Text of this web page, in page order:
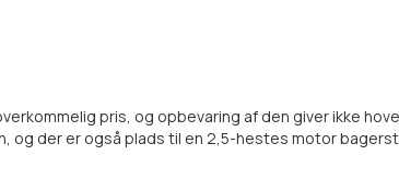
pris, og opbevaring af den giver ikke
og der er også plads til en 2,5-hestes motor